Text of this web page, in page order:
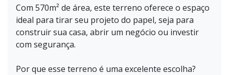
Com 570m² de área, este terreno oferece o espaço
ideal para tirar seu projeto do papel, seja para
construir sua casa, abrir um negócio ou investir
com segurança.
Por que esse terreno é uma excelente escolha?